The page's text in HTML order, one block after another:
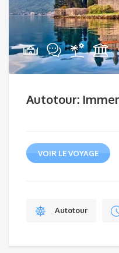
Autotour:
VOIR LE VOYAGE
Autotour